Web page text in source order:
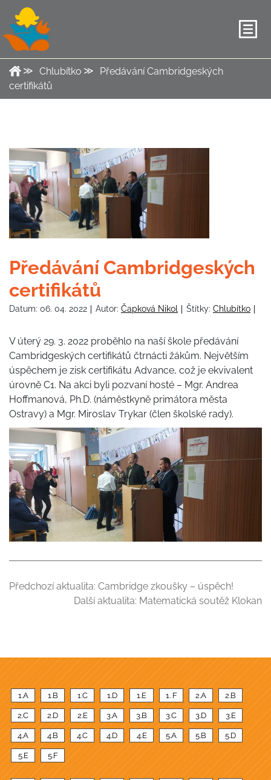
Chlubítko
Předávání Cambridgeských
certifikátů
Předávání Cambridgeských
certifikátů
Datum: 06. 04. 2022 Autor: Čapková Nikol Štítky: Chlubítko
V úterý 29. 3. 2022 proběhlo na naší škole předávání
Cambridgeských certifikátů čtrnácti žákům. Největším
úspěchem je zisk certifikátu Advance, což je ekvivalent
úrovně C1. Na akci byli pozvaní hosté – Mgr. Andrea
Hoffmanová, Ph.D. (náměstkyně primátora města
Ostravy) a Mgr. Miroslav Trykar (člen školské rady).
Předchozí aktualita: Cambridge zkoušky – úspěch!
Další aktualita: Matematická soutěž Klokan
1.A 1.B 1.C 1.D 1.E 1. F 2.A 2.B
2.C 2.D 2.E 3.A 3.B 3.C 3.D 3.E
4.A 4.B 4.C 4.D 4.E 5.A 5.B 5.D
5.E 5.F